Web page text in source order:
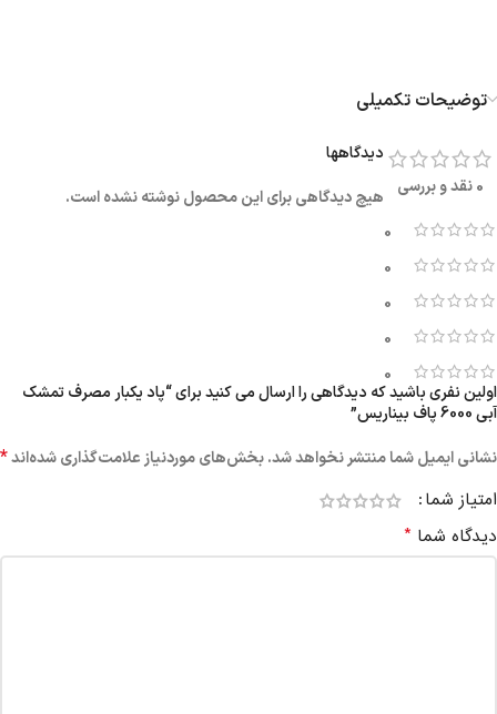
توضیحات تکمیلی
0 نقد و بررسی
0
0
0
0
0
دیدگاهها
هیچ دیدگاهی برای این محصول نوشته نشده است.
اولین نفری باشید که دیدگاهی را ارسال می کنید برای “پاد یکبار مصرف تمشک
آبی 6000 پاف بیناریس”
نشانی ایمیل شما منتشر نخواهد شد.بخش‌های موردنیاز علامت‌گذاری شده‌اند*
امتیاز شما
دیدگاه شما *